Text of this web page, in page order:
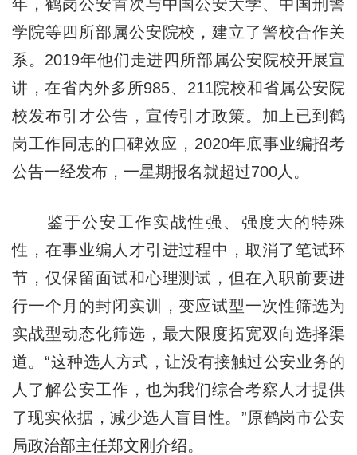
年，鹤岗公安首次与中国公安大学、中国刑警
学院等四所部属公安院校，建立了警校合作关
系。2019年他们走进四所部属公安院校开展宣
讲，在省内外多所985、211院校和省属公安院
校发布引才公告，宣传引才政策。加上已到鹤
岗工作同志的口碑效应，2020年底事业编招考
公告一经发布，一星期报名就超过700人。
鉴于公安工作实战性强、强度大的特殊
性，在事业编人才引进过程中，取消了笔试环
节，仅保留面试和心理测试，但在入职前要进
行一个月的封闭实训，变应试型一次性筛选为
实战型动态化筛选，最大限度拓宽双向选择渠
道。“这种选人方式，让没有接触过公安业务的
人了解公安工作，也为我们综合考察人才提供
了现实依据，减少选人盲目性。”原鹤岗市公安
局政治部主任郑文刚介绍。